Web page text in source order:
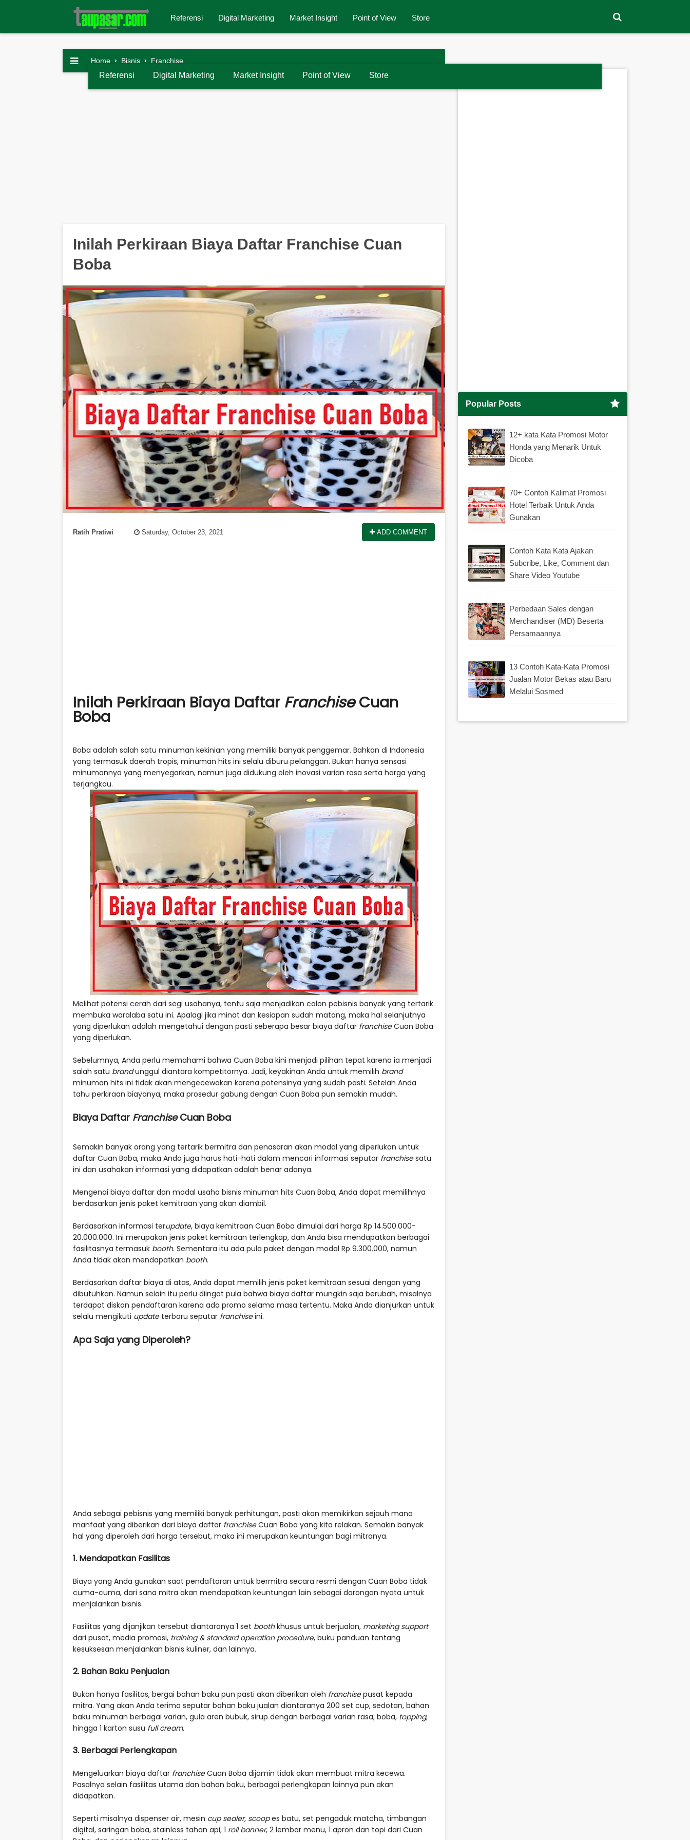
Referensi Digital Marketing Market Insight Point of View Store
Referensi Digital Marketing Market Insight Point of View Store
Home › Bisnis › Franchise
Inilah Perkiraan Biaya Daftar Franchise Cuan
Boba
Ratih Pratiwi Saturday, October 23, 2021 ADD COMMENT
Inilah Perkiraan Biaya Daftar FranchiseCuan
Boba
Boba adalah salah satu minuman kekinian yang memiliki banyak penggemar. Bahkan di Indonesia
yang termasuk daerah tropis, minuman hits ini selalu diburu pelanggan. Bukan hanya sensasi
minumannya yang menyegarkan, namun juga didukung oleh inovasi varian rasa serta harga yang
terjangkau.
Melihat potensi cerah dari segi usahanya, tentu saja menjadikan calon pebisnis banyak yang tertarik
membuka waralaba satu ini. Apalagi jika minat dan kesiapan sudah matang, maka hal selanjutnya
yang diperlukan adalah mengetahui dengan pasti seberapa besar biaya daftar franchiseCuan Boba
yang diperlukan.
Sebelumnya, Anda perlu memahami bahwa Cuan Boba kini menjadi pilihan tepat karena ia menjadi
salah satu brandunggul diantara kompetitornya. Jadi, keyakinan Anda untuk memilih brand
minuman hits ini tidak akan mengecewakan karena potensinya yang sudah pasti. Setelah Anda
tahu perkiraan biayanya, maka prosedur gabung dengan Cuan Boba pun semakin mudah.
Biaya Daftar FranchiseCuan Boba
Semakin banyak orang yang tertarik bermitra dan penasaran akan modal yang diperlukan untuk
daftar Cuan Boba, maka Anda juga harus hati-hati dalam mencari informasi seputar franchisesatu
ini dan usahakan informasi yang didapatkan adalah benar adanya.
Mengenai biaya daftar dan modal usaha bisnis minuman hits Cuan Boba, Anda dapat memilihnya
berdasarkan jenis paket kemitraan yang akan diambil.
Berdasarkan informasi terupdate, biaya kemitraan Cuan Boba dimulai dari harga Rp 14.500.000-
20.000.000. Ini merupakan jenis paket kemitraan terlengkap, dan Anda bisa mendapatkan berbagai
fasilitasnya termasuk booth. Sementara itu ada pula paket dengan modal Rp 9.300.000, namun
Anda tidak akan mendapatkan booth.
Berdasarkan daftar biaya di atas, Anda dapat memilih jenis paket kemitraan sesuai dengan yang
dibutuhkan. Namun selain itu perlu diingat pula bahwa biaya daftar mungkin saja berubah, misalnya
terdapat diskon pendaftaran karena ada promo selama masa tertentu. Maka Anda dianjurkan untuk
selalu mengikuti updateterbaru seputar franchiseini.
Apa Saja yang Diperoleh?
Anda sebagai pebisnis yang memiliki banyak perhitungan, pasti akan memikirkan sejauh mana
manfaat yang diberikan dari biaya daftar franchiseCuan Boba yang kita relakan. Semakin banyak
hal yang diperoleh dari harga tersebut, maka ini merupakan keuntungan bagi mitranya.
1. Mendapatkan Fasilitas
Biaya yang Anda gunakan saat pendaftaran untuk bermitra secara resmi dengan Cuan Boba tidak
cuma-cuma, dari sana mitra akan mendapatkan keuntungan lain sebagai dorongan nyata untuk
menjalankan bisnis.
Fasilitas yang dijanjikan tersebut diantaranya 1 set boothkhusus untuk berjualan, marketing support
dari pusat, media promosi, training & standard operation procedure, buku panduan tentang
kesuksesan menjalankan bisnis kuliner, dan lainnya.
2. Bahan Baku Penjualan
Bukan hanya fasilitas, bergai bahan baku pun pasti akan diberikan oleh franchisepusat kepada
mitra. Yang akan Anda terima seputar bahan baku jualan diantaranya 200 set cup, sedotan, bahan
baku minuman berbagai varian, gula aren bubuk, sirup dengan berbagai varian rasa, boba, topping,
hingga 1 karton susu full cream.
3. Berbagai Perlengkapan
Mengeluarkan biaya daftar franchiseCuan Boba dijamin tidak akan membuat mitra kecewa.
Pasalnya selain fasilitas utama dan bahan baku, berbagai perlengkapan lainnya pun akan
didapatkan.
Seperti misalnya dispenser air, mesin cup sealer, scoopes batu, set pengaduk matcha, timbangan
digital, saringan boba, stainless tahan api, 1 roll banner, 2 lembar menu, 1 apron dan topi dari Cuan
Popular Posts
12+ kata Kata Promosi Motor
Honda yang Menarik Untuk
Dicoba
70+ Contoh Kalimat Promosi
Hotel Terbaik Untuk Anda
Gunakan
Contoh Kata Kata Ajakan
Subcribe, Like, Comment dan
Share Video Youtube
Perbedaan Sales dengan
Merchandiser (MD) Beserta
Persamaannya
13 Contoh Kata-Kata Promosi
Jualan Motor Bekas atau Baru
Melalui Sosmed